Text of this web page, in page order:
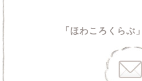
「ほわころくらぶ